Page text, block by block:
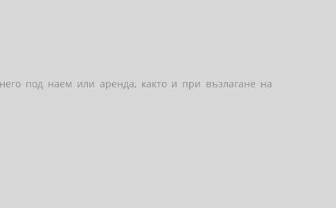
под наем или аренда, както и при възлагане на